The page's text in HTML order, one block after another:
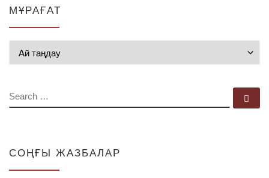
МҰРАҒАТ
SEARCH
СОҢҒЫ ЖАЗБАЛАР